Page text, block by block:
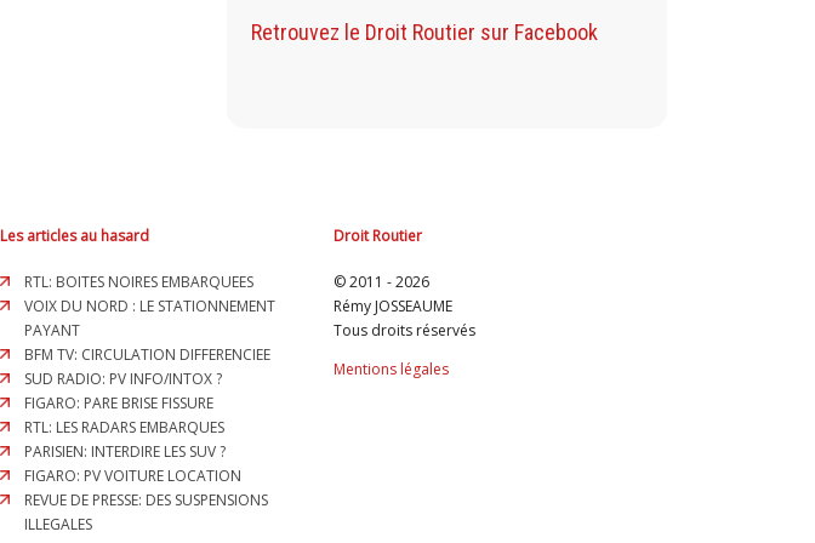
Retrouvez mon Blog sur
Retrouvez le Droit Routier sur Facebook
Les articles au hasard
RTL: BOITES NOIRES EMBARQUEES
VOIX DU NORD : LE STATIONNEMENT
PAYANT
BFM TV: CIRCULATION DIFFERENCIEE
SUD RADIO: PV INFO/INTOX ?
FIGARO: PARE BRISE FISSURE
RTL: LES RADARS EMBARQUES
PARISIEN: INTERDIRE LES SUV ?
FIGARO: PV VOITURE LOCATION
REVUE DE PRESSE: DES SUSPENSIONS
ILLEGALES
Droit Routier
© 2011 - 2026
Rémy JOSSEAUME
Tous droits réservés
Mentions légales